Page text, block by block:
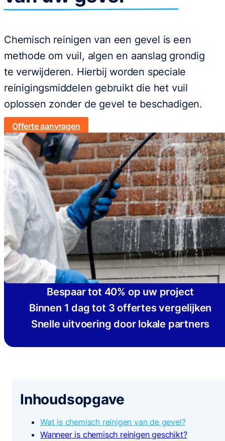
Chemisch reinigen van een gevel is een
methode om vuil, algen en aanslag grondig
te verwijderen. Hierbij worden speciale
reinigingsmiddelen gebruikt die het vuil
oplossen zonder de gevel te beschadigen.
Offerte aanvragen
Bespaar tot 40% op uw project
Binnen 1 dag tot 3 offertes vergelijken
Snelle uitvoering door lokale partners
Inhoudsopgave
Wat is chemisch reinigen van de gevel?
Wanneer is chemisch reinigen geschikt?